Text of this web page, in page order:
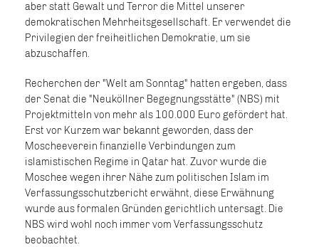
aber statt Gewalt und Terror die Mittel unserer
demokratischen Mehrheitsgesellschaft. Er verwendet die
Privilegien der freiheitlichen Demokratie, um sie
abzuschaffen.
Recherchen der "Welt am Sonntag" hatten ergeben, dass
der Senat die "Neuköllner Begegnungsstätte" (NBS) mit
Projektmitteln von mehr als 100.000 Euro gefördert hat.
Erst vor Kurzem war bekannt geworden, dass der
Moscheeverein finanzielle Verbindungen zum
islamistischen Regime in Qatar hat. Zuvor wurde die
Moschee wegen ihrer Nähe zum politischen Islam im
Verfassungsschutzbericht erwähnt, diese Erwähnung
wurde aus formalen Gründen gerichtlich untersagt. Die
NBS wird wohl noch immer vom Verfassungsschutz
beobachtet.